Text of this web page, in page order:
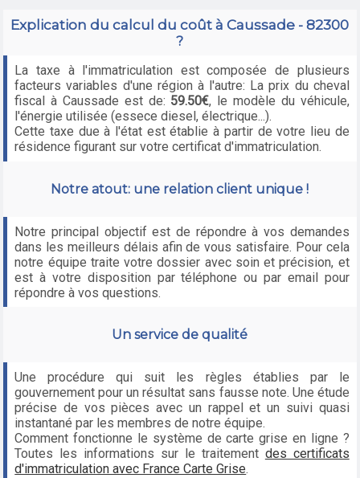
Explication du calcul du coût à Caussade - 82300
?
La taxe à l'immatriculation est composée de plusieurs
facteurs variables d'une région à l'autre: La prix du cheval
fiscal à Caussade est de: 59.50€, le modèle du véhicule,
l'énergie utilisée (essece diesel, électrique...).
Cette taxe due à l'état est établie à partir de votre lieu de
résidence figurant sur votre certificat d'immatriculation.
Notre atout: une relation client unique !
Notre principal objectif est de répondre à vos demandes
dans les meilleurs délais afin de vous satisfaire. Pour cela
notre équipe traite votre dossier avec soin et précision, et
est à votre disposition par téléphone ou par email pour
répondre à vos questions.
Un service de qualité
Une procédure qui suit les règles établies par le
gouvernement pour un résultat sans fausse note. Une étude
précise de vos pièces avec un rappel et un suivi quasi
instantané par les membres de notre équipe.
Comment fonctionne le système de carte grise en ligne ?
Toutes les informations sur le traitement des certificats
d'immatriculation avec France Carte Grise.